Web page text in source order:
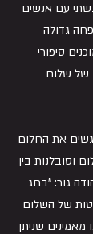
עם אנשים
גדולה
סיפורי
של שלום
את החלום
וסובלנות בין
גור: "בחג
של השלום
שניתן